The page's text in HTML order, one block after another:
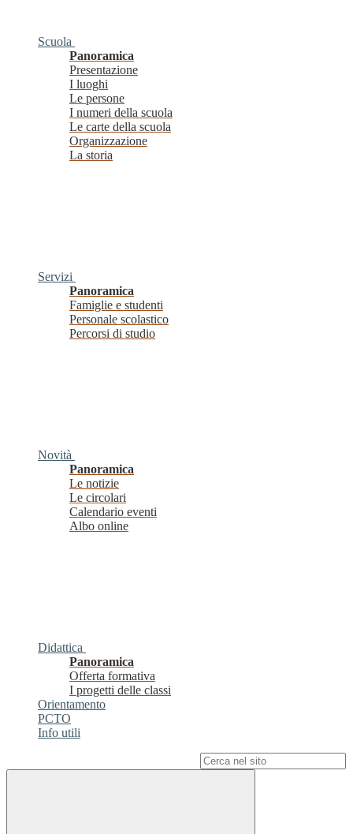
Scuola
Panoramica
Presentazione
I luoghi
Le persone
I numeri della scuola
Le carte della scuola
Organizzazione
La storia
Servizi
Panoramica
Famiglie e studenti
Personale scolastico
Percorsi di studio
Novità
Panoramica
Le notizie
Le circolari
Calendario eventi
Albo online
Didattica
Panoramica
Offerta formativa
I progetti delle classi
Orientamento
PCTO
Info utili